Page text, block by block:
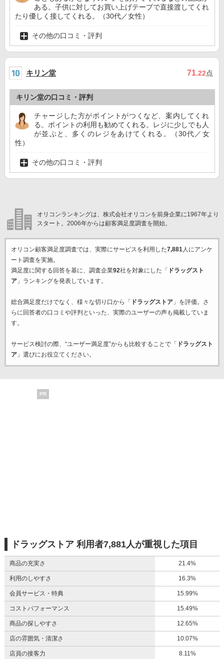
ある。子供に対してお買い上げテープで直接渡してくれ
たり優しく接してくれる。（30代／女性）
その他の口コミ・評判
キリン堂 71.22点
キリン堂の口コミ・評判
チャージした方がポイントがつくなど、案内してくれ
る。ポイントの利用も勧めてくれる。レジに少しでも人
が並ぶと、多くのレジをあけてくれる。（30代／女
性）
その他の口コミ・評判
オリコンランキングは、株式会社オリコンを前身企業に1967年より
スタート。2006年からは顧客満足度調査を開始。
オリコン顧客満足度調査では、実際にサービスを利用した7,881人にアンケ
ート調査を実施。
満足度に関する回答を基に、調査企業92社を対象にした「
ドラッグスト
ア」ランキングを発表しています。
総合満足度だけでなく、様々な切り口から「 ドラッグストア」を評価。さ
らに回答者の口コミや評判といった、実際のユーザーの声も掲載していま
す。
サービス検討の際、“ユーザー満足度”からも比較することで「
ドラッグスト
ア」選びにお役立てください。
PR
ドラッグストア 利用者7,881人が重視した項目
商品の充実さ 21.4%
利用のしやすさ 16.3%
会員サービス・特典 15.99%
コストパフォーマンス 15.49%
商品の探しやすさ 12.65%
店の雰囲気・清潔さ 10.07%
店員の接客力 8.11%